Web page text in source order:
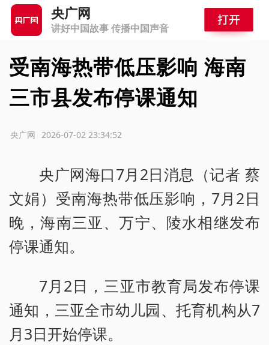
央广网
讲好中国故事 传播中国声音
受南海热带低压影响 海南
三市县发布停课通知
2026-07-02 23:34:52
央广网
央广网海口7月2日消息（记者 蔡
文娟）受南海热带低压影响，7月2日
晚，海南三亚、万宁、陵水相继发布
停课通知。
7月2日，三亚市教育局发布停课
通知，三亚全市幼儿园、托育机构从7
月3日开始停课。